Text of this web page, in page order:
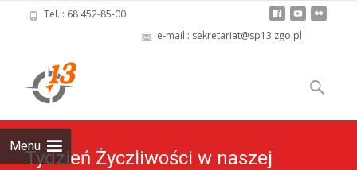
Tel. : 68 452-85-00
e-mail : sekretariat@sp13.zgo.pl
Menu
to
content
Szukaj:
Tydzień Życzliwości w naszej